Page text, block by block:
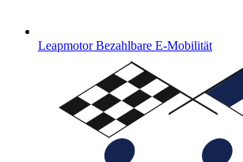
Leapmotor Bezahlbare E-Mobilität